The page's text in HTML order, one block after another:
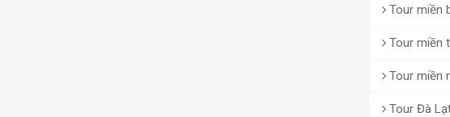
Tour miền
Tour miền
Tour miền
Tour Đà